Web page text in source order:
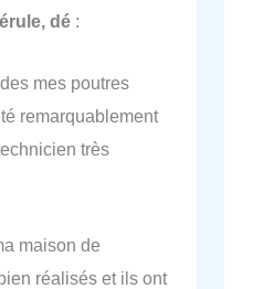
dé :
mes poutres
remarquablement
très
maison de
réalisés et ils ont